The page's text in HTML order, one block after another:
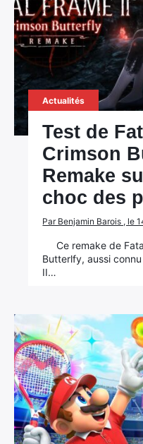
Actualités
Test de
Crimson
Remake
choc des
Par Benjamin Barois , le
Ce remake de
Butterlfy, aussi
II…